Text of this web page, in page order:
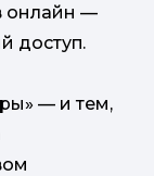
онлайн —
доступ.
— и тем,